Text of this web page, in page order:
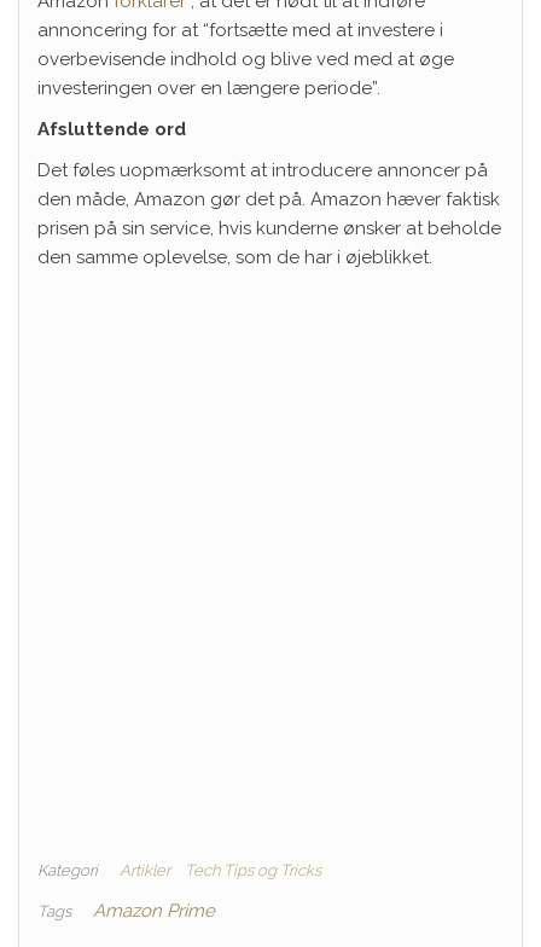
annoncering for at “fortsætte med at investere i
overbevisende indhold og blive ved med at øge
investeringen over en længere periode”.
Afsluttende ord
Det føles uopmærksomt at introducere annoncer på
den måde, Amazon gør det på. Amazon hæver faktisk
prisen på sin service, hvis kunderne ønsker at beholde
den samme oplevelse, som de har i øjeblikket.
Kategori Artikler Tech Tips og Tricks
Tags Amazon Prime